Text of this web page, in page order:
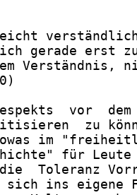
gerade erst
Verständnis,
vor  dem
zu
im
für Leute
Toleranz
ins eigene